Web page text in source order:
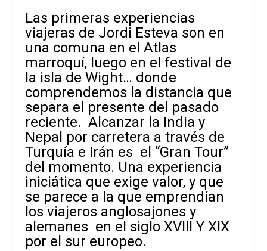
Las primeras experiencias
viajeras de Jordi Esteva son en
una comuna en el Atlas
marroquí, luego en el festival de
la isla de Wight… donde
comprendemos la distancia que
separa el presente del pasado
reciente. Alcanzar la India y
Nepal por carretera a través de
Turquía e Irán es el “Gran Tour”
del momento. Una experiencia
iniciática que exige valor, y que
se parece a la que emprendían
los viajeros anglosajones y
alemanes en el siglo XVIII Y XIX
por el sur europeo.